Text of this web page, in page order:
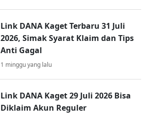
Link DANA Kaget Terbaru 31 Juli
2026, Simak Syarat Klaim dan Tips
Anti Gagal
1 minggu yang lalu
Link DANA Kaget 29 Juli 2026 Bisa
Diklaim Akun Reguler